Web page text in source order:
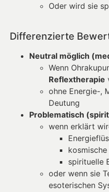
Oder wird sie
Differenzierte
Neutral möglich
Wenn
Reflextherapie
ohne Energie-,
Deutung
Problematisch
wenn erklärt
spirituelle
oder wenn sie
esoterischen